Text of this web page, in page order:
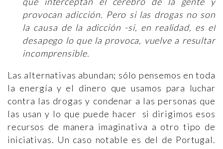
provocan adicción. Pero si las drogas no son
la causa de la adicción -si, en realidad, es el
desapego lo que la provoca, vuelve a resultar
incomprensible.
Las alternativas abundan; sólo pensemos en toda
la energía y el dinero que usamos para luchar
contra las drogas y condenar a las personas que
las usan y lo que puede hacer si dirigimos esos
recursos de manera imaginativa a otro tipo de
iniciativas. Un caso notable es del de Portugal.